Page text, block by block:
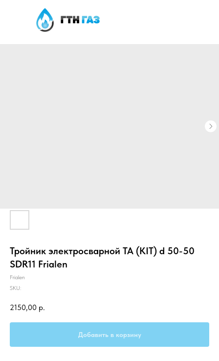
Тройник электросварной TA (KIT) d 50-50
SDR11 Frialen
Frialen
SKU:
2150,00 р.
Добавить в корзину